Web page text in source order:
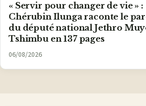
« Servir pour changer de vie » :
Chérubin Ilunga raconte le
du député national Jethro
Tshimbu en 137 pages
06/08/2026